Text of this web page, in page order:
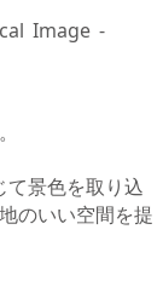
Image -
て景色を取り込
のいい空間を提